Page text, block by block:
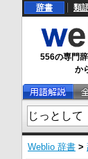
辞書 類
556の専門
か
Weblio 辞書 >